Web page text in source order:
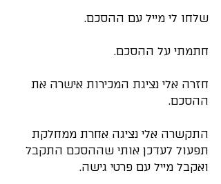
שלחו לי מייל עם ההסכם.
חתמתי על ההסכם.
חזרה אלי נציגת המכירות אישרה את
ההסכם.
התקשרה אלי נציגה אחרת ממחלקת
תפעול לעדכן אותי שההסכם התקבל
ואקבל מייל עם פרטי גישה.